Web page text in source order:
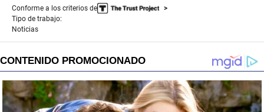
Conforme a los criterios de
Tipo de trabajo:
Noticias